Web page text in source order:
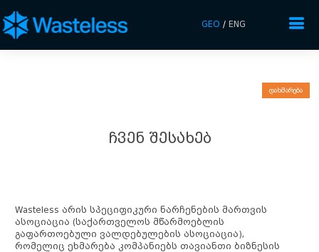
GEO /ENG
დახმარება
ᲩᲕᲔᲜ ᲨᲔᲡᲐᲮᲔᲑ
Wasteless არის სპეციფიკური ნარჩენების მართვის
ასოციაცია (საქართველოს მწარმოებლის
გაფართოებული ვალდებულების ასოციაცია),
რომელიც ეხმარება კომპანიებს თავიანთი ბიზნესის